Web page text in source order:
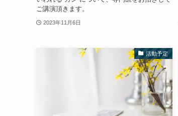
ご講演頂きます。
2023年11月6日
活動予定